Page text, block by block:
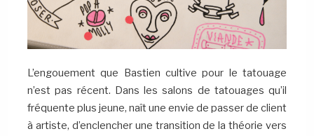
L’engouement que Bastien cultive pour le tatouage
n’est pas récent. Dans les salons de tatouages qu’il
fréquente plus jeune, naît une envie de passer de client
à artiste, d’enclencher une transition de la théorie vers